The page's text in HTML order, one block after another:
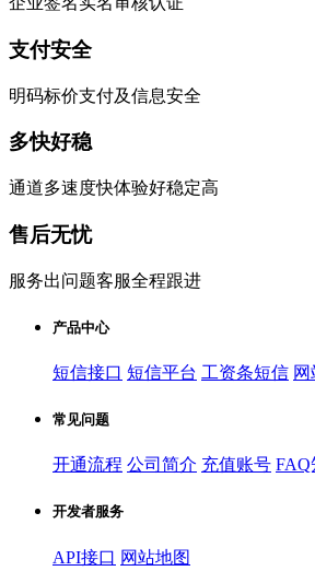
支付安全
明码标价支付及信息安全
多快好稳
通道多速度快体验好稳定高
售后无忧
服务出问题客服全程跟进
产品中心
短信接口 短信平台 工资条短信
常见问题
开通流程 公司简介 充值账号 FAQ
开发者服务
API接口 网站地图